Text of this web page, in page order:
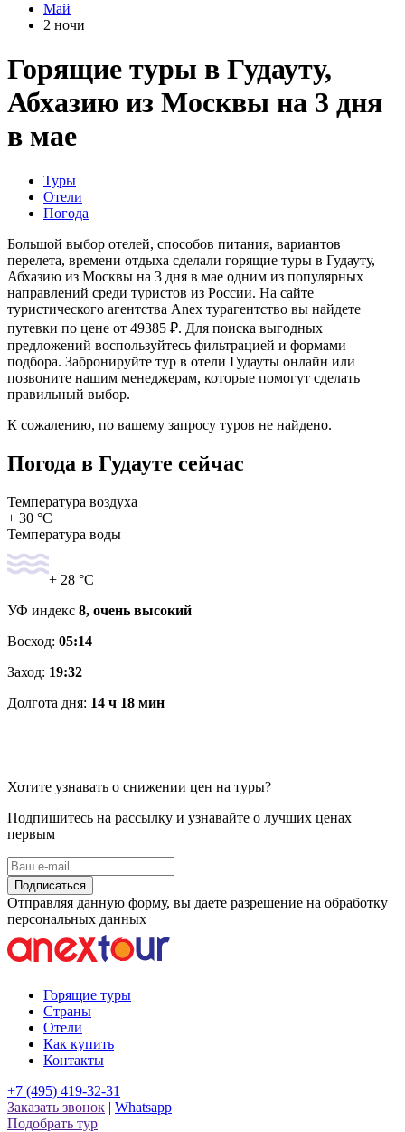
Май
2 ночи
Горящие туры в Гудауту,
Абхазию из Москвы на 3 дня
в мае
Туры
Отели
Погода
Большой выбор отелей, способов питания, вариантов
перелета, времени отдыха сделали горящие туры в Гудауту,
Абхазию из Москвы на 3 дня в мае одним из популярных
направлений среди туристов из России. На сайте
туристического агентства Anex турагентство вы найдете
путевки по цене от 49385 ₽. Для поиска выгодных
предложений воспользуйтесь фильтрацией и формами
подбора. Забронируйте тур в отели Гудауты онлайн или
позвоните нашим менеджерам, которые помогут сделать
правильный выбор.
К сожалению, по вашему запросу туров не найдено.
Погода в Гудауте сейчас
Температура воздуха
+ 30 °C
Температура воды
+ 28 °C
УФ индекс 8, очень высокий
Восход: 05:14
Заход: 19:32
Долгота дня: 14 ч 18 мин
Хотите узнавать о снижении цен на туры?
Подпишитесь на рассылку и узнавайте о лучших ценах
первым
Подписаться
Отправляя данную форму, вы даете разрешение на обработку
персональных данных
Горящие туры
Страны
Отели
Как купить
Контакты
+7 (495) 419-32-31
Заказать звонок | Whatsapp
Подобрать тур